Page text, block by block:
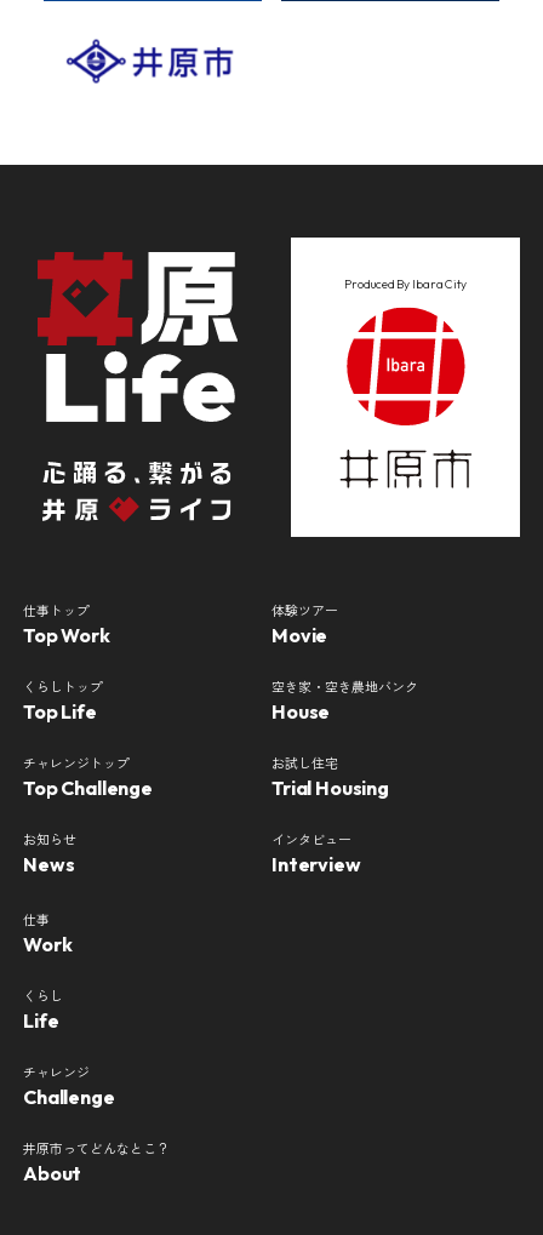
Produced By Ibara City
仕事トップ
Top Work
くらしトップ
Top Life
チャレンジトップ
Top Challenge
お知らせ
News
仕事
Work
くらし
Life
チャレンジ
Challenge
井原市ってどんなとこ？
About
体験ツアー
Movie
空き家・空き農地バンク
House
お試し住宅
Trial Housing
インタビュー
Interview